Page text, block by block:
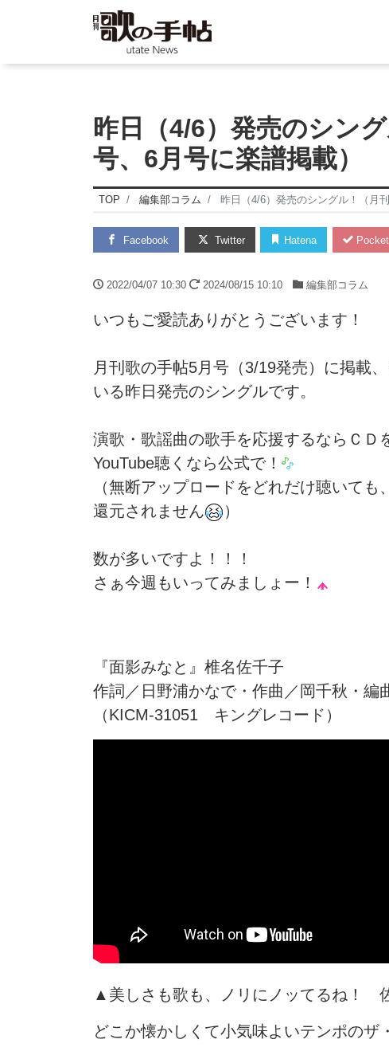
昨日（4/6）発売のシン
号、6月号に楽譜掲載）
TOP 編集部コラム 昨日（4/6）発売のシングル！（月
Facebook Twitter Hatena Pocket
2022/04/07 10:30 2024/08/15 10:10 編集部コラム
いつもご愛読ありがとうございます！
月刊歌の手帖5月号（3/19発売）に掲載
いる昨日発売のシングルです。
演歌・歌謡曲の歌手を応援するならＣＤ
YouTube聴くなら公式で！
（無断アップロードをどれだけ聴いて
還元されません
）
数が多いですよ！！！
さぁ今週もいってみましょー！
『面影みなと』椎名佐千子
作詞／日野浦かなで・作曲／岡千秋・
（KICM-31051 キングレコード）
▲美しさも歌も、ノリにノッてるね！
どこか懐かしくて小気味よいテンポのザ